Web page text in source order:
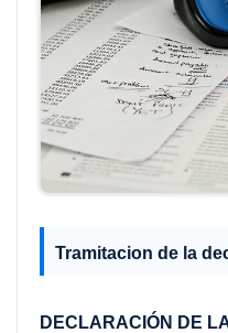
Tramitacion de la
DECLARACIÓN DE